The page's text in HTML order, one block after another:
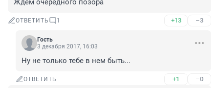
Ждем очередного позора
ОТВЕТИТЬ 1 +13 –3
Гость
3 декабря 2017, 16:03
Ну не только тебе в нем быть...
ОТВЕТИТЬ +1 –0